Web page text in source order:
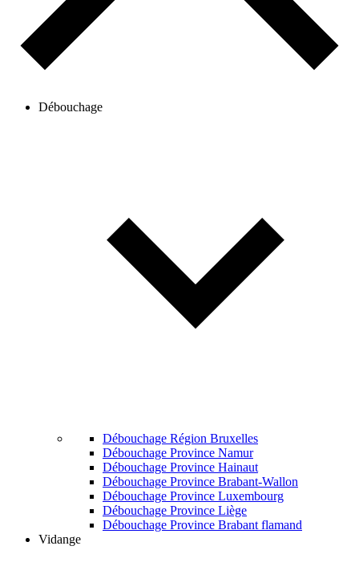
Débouchage
Débouchage Région Bruxelles
Débouchage Province Namur
Débouchage Province Hainaut
Débouchage Province Brabant-Wallon
Débouchage Province Luxembourg
Débouchage Province Liège
Débouchage Province Brabant flamand
Vidange